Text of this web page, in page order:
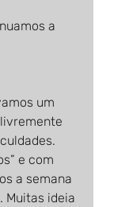
a
um
e com
a semana
Muitas ideia